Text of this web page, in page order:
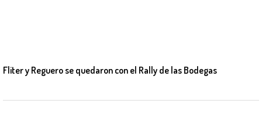
Fliter y Reguero se quedaron con el Rally de las Bodegas